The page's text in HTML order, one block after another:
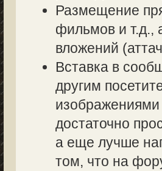
Размещение
фильмов и т.д.,
вложений
Вставка в
другим
достаточно
а еще лучше
том, что на